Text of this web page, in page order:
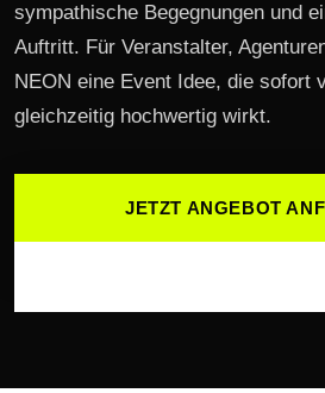
sympathische Begegnungen und
Auftritt. Für Veranstalter,
NEON eine Event Idee, die sofort
gleichzeitig hochwertig wirkt.
JETZT ANGEBOT